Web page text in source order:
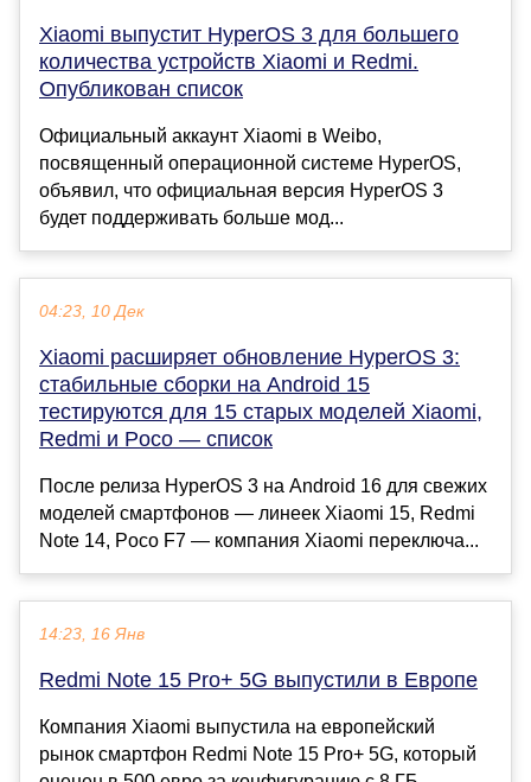
Xiaomi выпустит HyperOS 3 для большего
количества устройств Xiaomi и Redmi.
Опубликован список
Официальный аккаунт Xiaomi в Weibo,
посвященный операционной системе HyperOS,
объявил, что официальная версия HyperOS 3
будет поддерживать больше мод...
04:23, 10 Дек
Xiaomi расширяет обновление HyperOS 3:
стабильные сборки на Android 15
тестируются для 15 старых моделей Xiaomi,
Redmi и Poco — список
После релиза HyperOS 3 на Android 16 для свежих
моделей смартфонов — линеек Xiaomi 15, Redmi
Note 14, Poco F7 — компания Xiaomi переключа...
14:23, 16 Янв
Redmi Note 15 Pro+ 5G выпустили в Европе
Компания Xiaomi выпустила на европейский
рынок смартфон Redmi Note 15 Pro+ 5G, который